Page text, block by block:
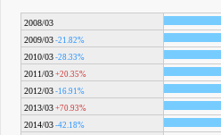
2008/03
2009/03 -21.82%
2010/03 -28.33%
2011/03 +20.35%
2012/03 -16.91%
2013/03 +70.93%
2014/03 -42.18%